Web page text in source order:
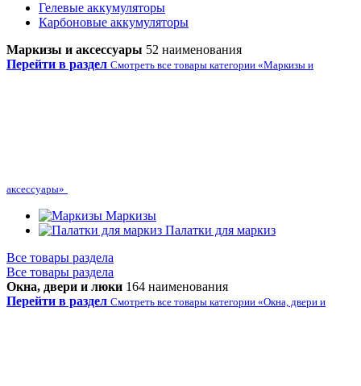
Гелевые аккумуляторы
Карбоновые аккумуляторы
Маркизы и аксессуары 52 наименования
Перейти в раздел Смотреть все товары категории «Маркизы и
аксессуары»
Маркизы
Палатки для маркиз
Все товары раздела
Все товары раздела
Окна, двери и люки 164 наименования
Перейти в раздел Смотреть все товары категории «Окна, двери и